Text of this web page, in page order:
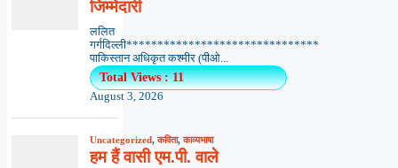
जिम्मेदारी
ललित
गर्गदिल्ली*******************************
पाकिस्तान अधिकृत कश्मीर (पीओ...
Total Views : 11
August 3, 2026
Uncategorized,कविता,काव्यभाषा
हम हैं वासी एम.पी. वाले